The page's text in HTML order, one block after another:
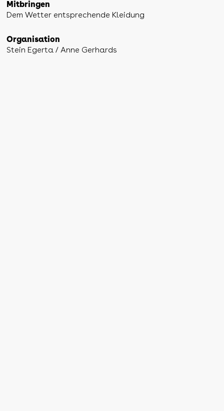
Mitbringen
Dem Wetter entsprechende Kleidung
Organisation
Stein Egerta / Anne Gerhards